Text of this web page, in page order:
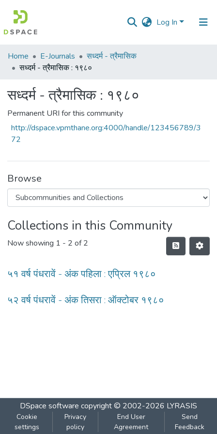
Log In
Communities
&
All of DSpace
Statistics
Home E-Journals
सध्दर्म - त्रैमासिक
सध्दर्म - त्रैमासिक : १९८०
सध्दर्म - त्रैमासिक : १९८०
Permanent URI for this community
http://dspace.vpmthane.org:4000/handle/123456789/3
72
Browse
Collections in this Community
Now showing 1 - 2 of 2
५१ वर्ष पंधरावें - अंक पहिला : एप्रिल १९८०
५२ वर्ष पंधरावें - अंक तिसरा : ऑक्टोबर १९८०
DSpace software copyright © 2002-2026 LYRASIS
Cookie
settings
Privacy
policy
End User
Agreement
Send
Feedback